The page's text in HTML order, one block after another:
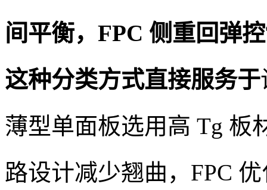
间平衡，FPC 侧重回弹
这种分类方式直接服务于
薄型单面板选用高 Tg 板
路设计减少翘曲，FPC